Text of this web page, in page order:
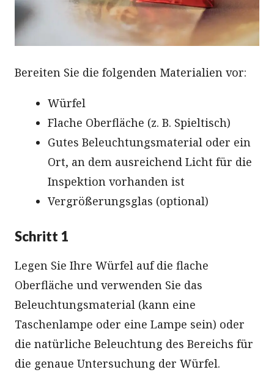
Bereiten Sie die folgenden Materialien vor:
Würfel
Flache Oberfläche (z. B. Spieltisch)
Gutes Beleuchtungsmaterial oder ein
Ort, an dem ausreichend Licht für die
Inspektion vorhanden ist
Vergrößerungsglas (optional)
Schritt 1
Legen Sie Ihre Würfel auf die flache
Oberfläche und verwenden Sie das
Beleuchtungsmaterial (kann eine
Taschenlampe oder eine Lampe sein) oder
die natürliche Beleuchtung des Bereichs für
die genaue Untersuchung der Würfel.